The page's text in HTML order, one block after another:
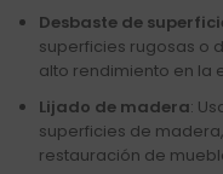
Desbaste de
superficies rugosas o
alto rendimiento en la
Lijado de madera:
superficies de
restauración de